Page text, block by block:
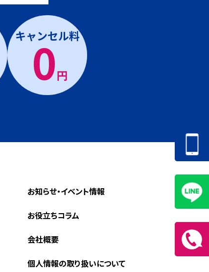
キャンセル料
0円
お知らせ・イベント情報
お役立ちコラム
会社概要
個人情報の取り扱いについて